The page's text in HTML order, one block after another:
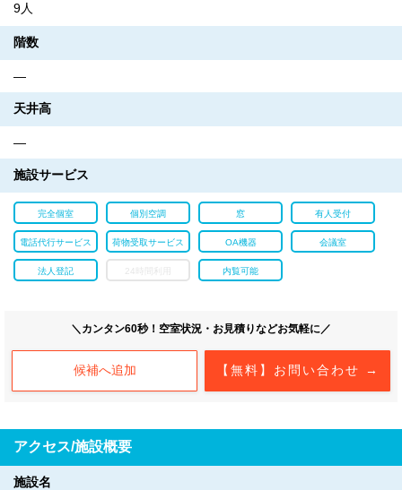
9人
階数
―
天井高
―
施設サービス
完全個室 個別空調 窓 有人受付
電話代行サービス 荷物受取サービス OA機器 会議室
法人登記 24時間利用 内覧可能
＼カンタン60秒！空室状況・お見積りなどお気軽に／
【無料】お問い合わせ →
候補へ追加
アクセス/施設概要
施設名